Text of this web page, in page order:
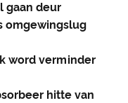
gaan deur
omgewingslug
word verminder
hitte van